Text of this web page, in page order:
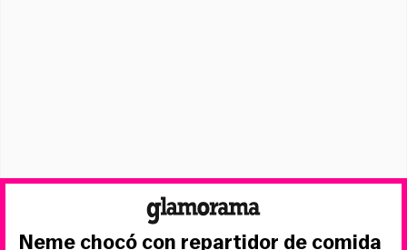
Neme chocó con repartidor de comida